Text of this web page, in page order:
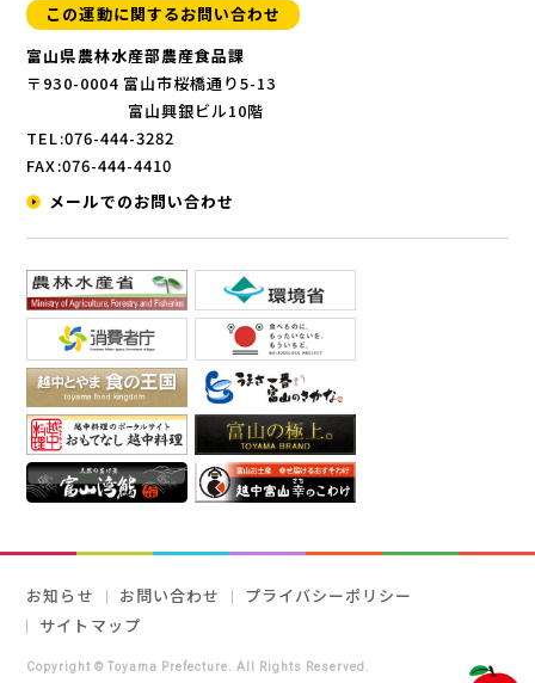
この運動に関するお問い合わせ
富山県農林水産部農産食品課
〒930-0004 富山市桜橋通り5-13
富山興銀ビル10階
TEL:076-444-3282
FAX:076-444-4410
メールでのお問い合わせ
お知らせ お問い合わせ
プライバシーポリシー
サイトマップ
Copyright © Toyama Prefecture. All Rights Reserved.